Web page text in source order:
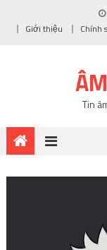
Giới thiệu
Chính
Tin